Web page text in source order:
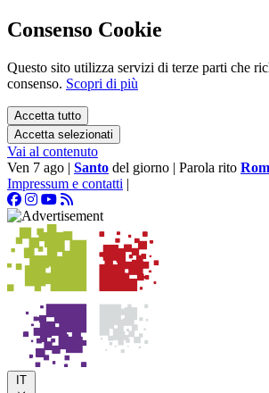
Consenso Cookie
Questo sito utilizza servizi di terze parti che
consenso. Scopri di più
Accetta tutto
Accetta selezionati
Vai al contenuto
Ven 7 ago | Santo del giorno | Parola rito
Impressum e contatti |
IT